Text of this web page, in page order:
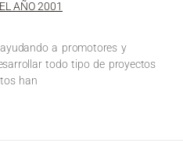
AÑO 2001
a promotores y
todo tipo de proyectos
han